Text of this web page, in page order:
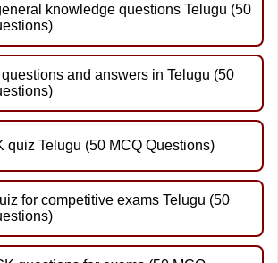
knowledge questions Telugu (50
and answers in Telugu (50
quiz Telugu (50 MCQ Questions)
for competitive exams Telugu (50